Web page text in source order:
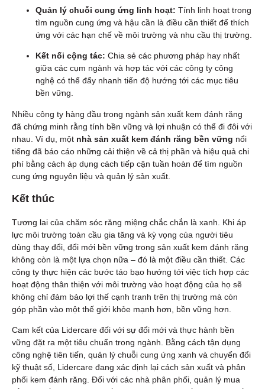
Quản lý chuỗi cung ứng linh hoạt: Tính linh hoạt trong
tìm nguồn cung ứng và hậu cần là điều cần thiết để thích
ứng với các hạn chế về môi trường và nhu cầu thị trường.
Kết nối cộng tác: Chia sẻ các phương pháp hay nhất
giữa các cụm ngành và hợp tác với các công ty công
nghệ có thể đẩy nhanh tiến độ hướng tới các mục tiêu
bền vững.
Nhiều công ty hàng đầu trong ngành sản xuất kem đánh răng
đã chứng minh rằng tính bền vững và lợi nhuận có thể đi đôi với
nhau. Ví dụ, một nhà sản xuất kem đánh răng bền vững nổi
tiếng đã báo cáo những cải thiện về cả thị phần và hiệu quả chi
phí bằng cách áp dụng cách tiếp cận tuần hoàn để tìm nguồn
cung ứng nguyên liệu và quản lý sản xuất.
Kết thúc
Tương lai của chăm sóc răng miệng chắc chắn là xanh. Khi áp
lực môi trường toàn cầu gia tăng và kỳ vọng của người tiêu
dùng thay đổi, đổi mới bền vững trong sản xuất kem đánh răng
không còn là một lựa chọn nữa – đó là một điều cần thiết. Các
công ty thực hiện các bước táo bạo hướng tới việc tích hợp các
hoạt động thân thiện với môi trường vào hoạt động của họ sẽ
không chỉ đảm bảo lợi thế cạnh tranh trên thị trường mà còn
góp phần vào một thế giới khỏe mạnh hơn, bền vững hơn.
Cam kết của Lidercare đối với sự đổi mới và thực hành bền
vững đặt ra một tiêu chuẩn trong ngành. Bằng cách tận dụng
công nghệ tiên tiến, quản lý chuỗi cung ứng xanh và chuyển đổi
kỹ thuật số, Lidercare đang xác định lại cách sản xuất và phân
phối kem đánh răng. Đối với các nhà phân phối, quản lý mua